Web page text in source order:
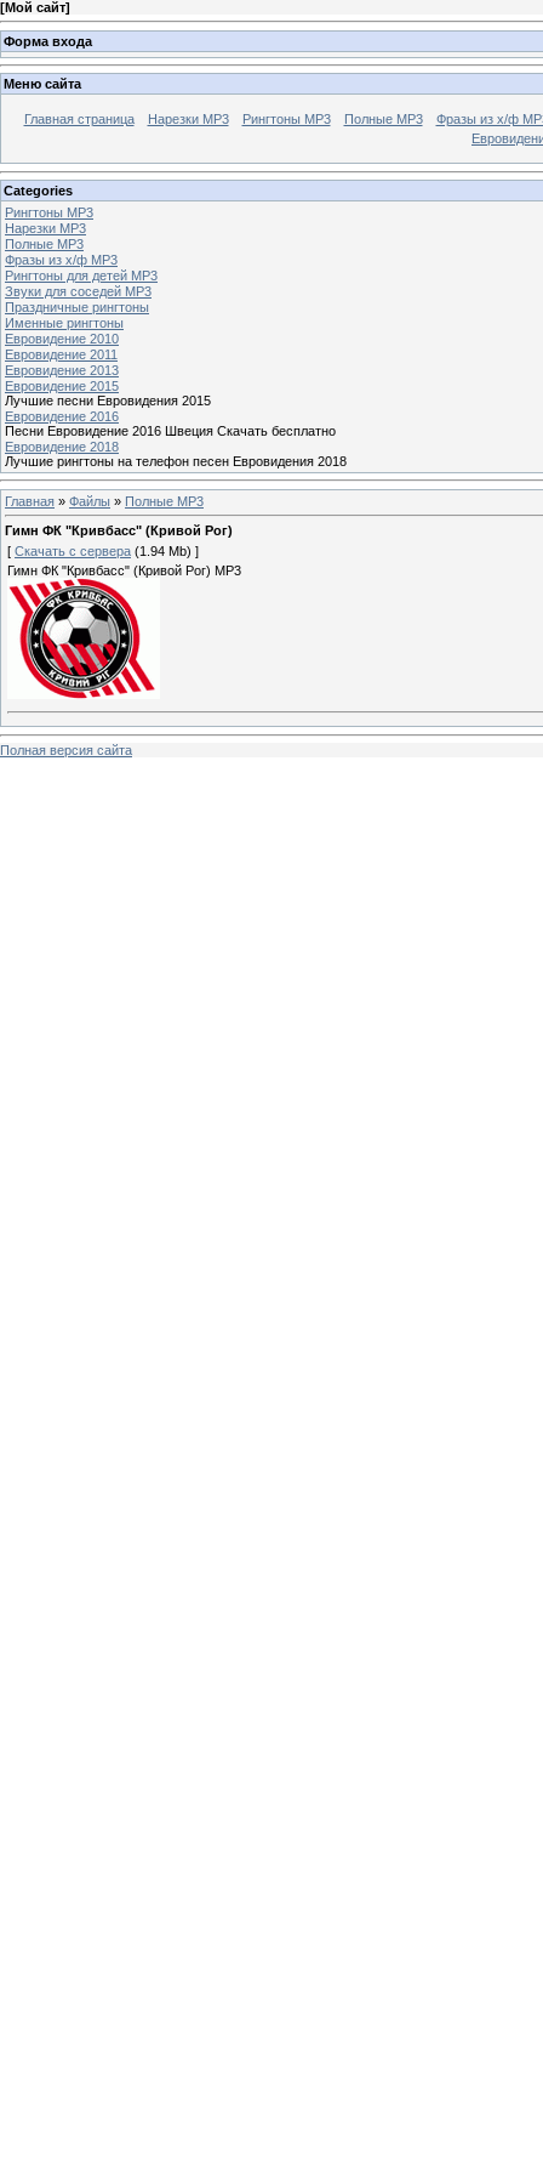
[Мой сайт]
Форма входа
Меню сайта
Главная страница Нарезки MP3 Рингтоны MP3 Полные MP3
Фразы из х/ф
Categories
Рингтоны MP3
Нарезки MP3
Полные MP3
Фразы из х/ф MP3
Рингтоны для детей MP3
Звуки для соседей MP3
Праздничные рингтоны
Именные рингтоны
Евровидение 2010
Евровидение 2011
Евровидение 2013
Евровидение 2015
Лучшие песни Евровидения 2015
Евровидение 2016
Песни Евровидение 2016 Швеция Скачать бесплатно
Евровидение 2018
Лучшие рингтоны на телефон песен Евровидения 2018
Главная » Файлы » Полные MP3
Гимн ФК "Кривбасс" (Кривой Рог)
[ Скачать с сервера (1.94 Mb) ]
Гимн ФК "Кривбасс" (Кривой Рог) MP3
Полная версия сайта